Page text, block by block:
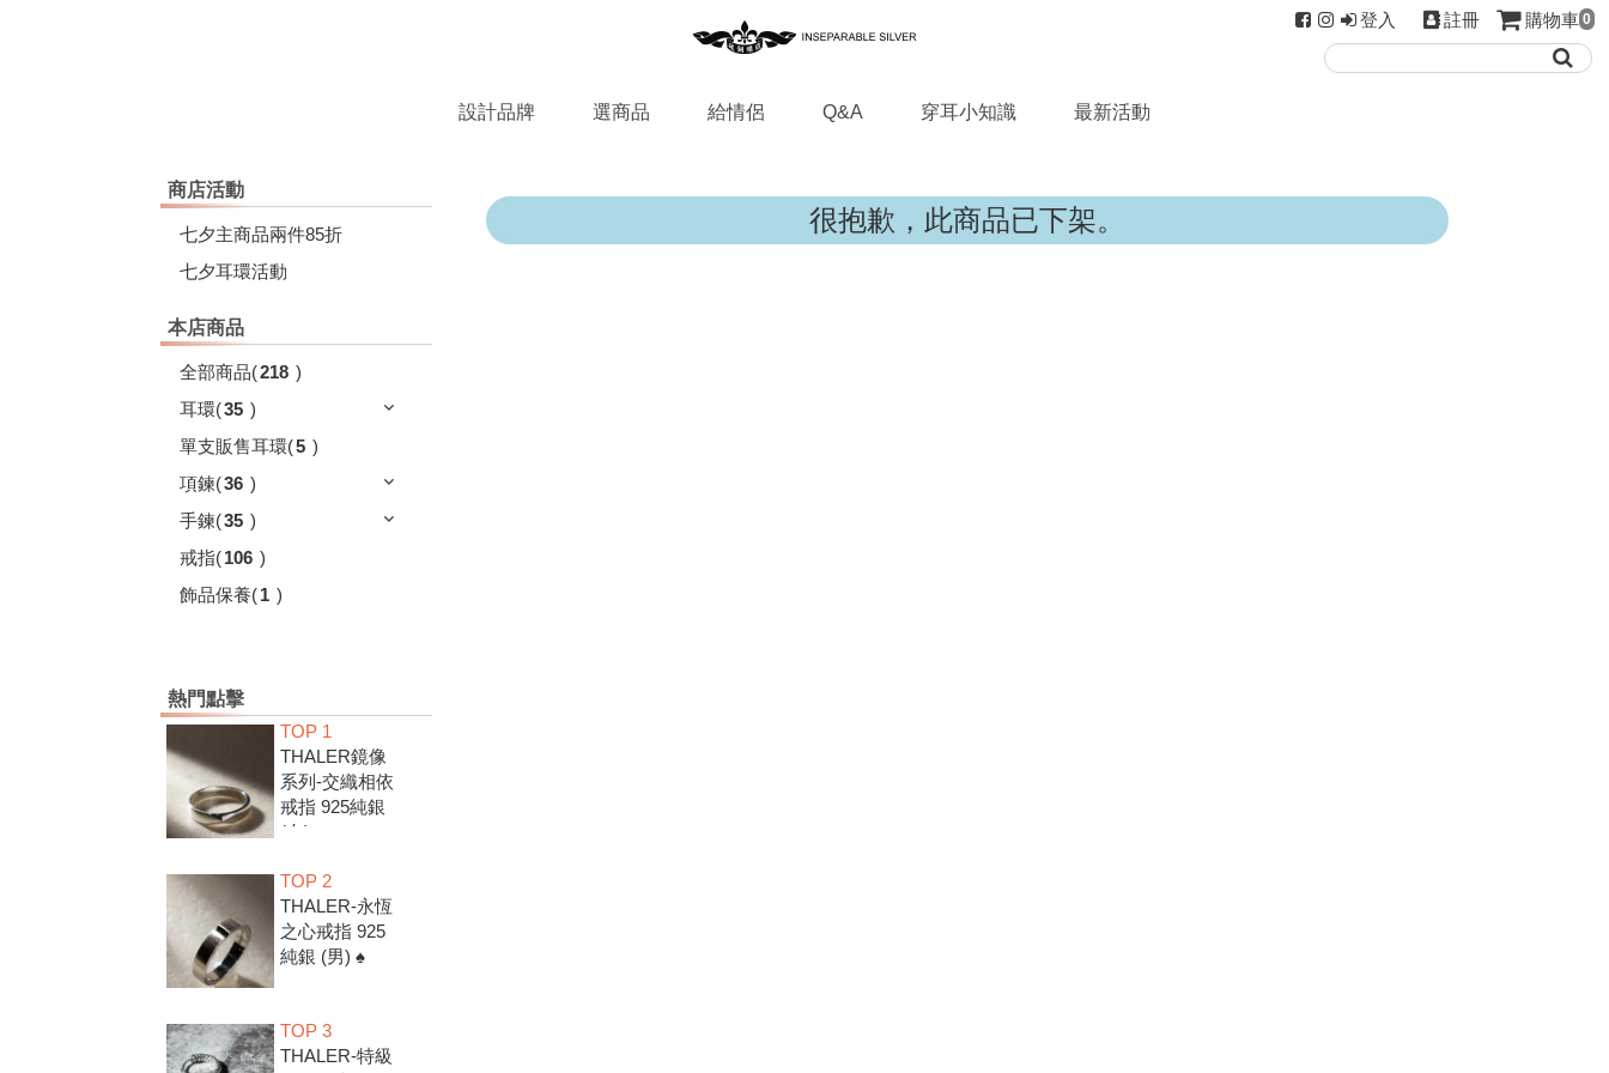
登入 註冊 購物車 0
設計品牌 選商品 給情侶 Q&A 穿耳小知識 最新活動
商店活動
七夕主商品兩件85折
七夕耳環活動
本店商品
全部商品(218 )
耳環(35 )
單支販售耳環(5 )
項鍊(36 )
手鍊(35 )
戒指(106 )
飾品保養(1 )
熱門點擊
TOP 1
THALER鏡像
系列-交織相依
戒指 925純銀
(女) ♠
TOP 2
THALER-永恆
之心戒指 925
純銀 (男) ♠
TOP 3
THALER-特級
很抱歉，此商品已下架。